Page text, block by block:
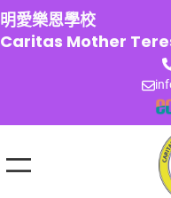
跳
至
主
明愛樂恩學校
Caritas Mother